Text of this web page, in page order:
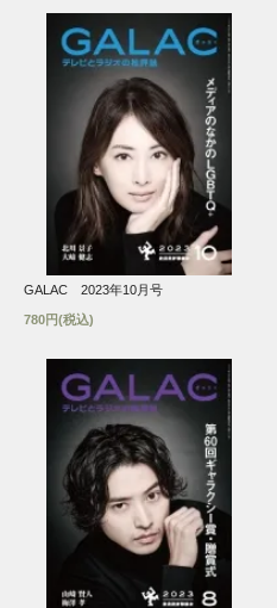
GALAC 2023年10月号
780円(税込)